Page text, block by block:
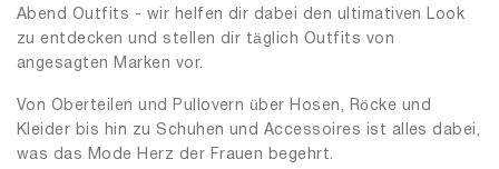
Abend Outfits - wir helfen dir dabei den ultimativen Look
zu entdecken und stellen dir täglich Outfits von
angesagten Marken vor.
Von Oberteilen und Pullovern über Hosen, Röcke und
Kleider bis hin zu Schuhen und Accessoires ist alles dabei,
was das Mode Herz der Frauen begehrt.